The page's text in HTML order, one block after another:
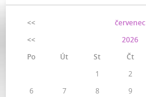
<< červenec
<<
2026
Po
Út St Čt
1
2
6
7 8 9